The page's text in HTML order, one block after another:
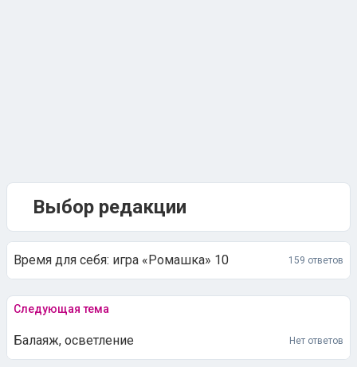
Выбор редакции
Время для себя: игра «Ромашка» 10 159 ответов
Следующая тема
Балаяж, осветление Нет ответов